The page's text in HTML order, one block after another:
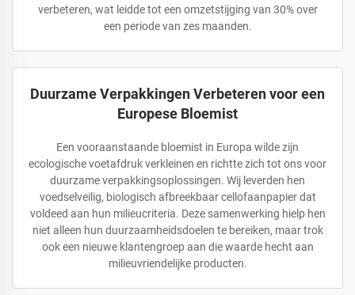
verbeteren, wat leidde tot een omzetstijging van 30% over
een periode van zes maanden.
Duurzame Verpakkingen Verbeteren voor een
Europese Bloemist
Een vooraanstaande bloemist in Europa wilde zijn
ecologische voetafdruk verkleinen en richtte zich tot ons voor
duurzame verpakkingsoplossingen. Wij leverden hen
voedselveilig, biologisch afbreekbaar cellofaanpapier dat
voldeed aan hun milieucriteria. Deze samenwerking hielp hen
niet alleen hun duurzaamheidsdoelen te bereiken, maar trok
ook een nieuwe klantengroep aan die waarde hecht aan
milieuvriendelijke producten.